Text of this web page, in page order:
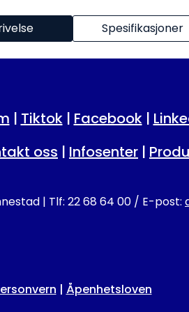
Spesifikasjoner
| Tiktok| Facebook|
oss | Infosenter |
| Tlf: 22 68 64 00 / E-post:
| Åpenhetsloven